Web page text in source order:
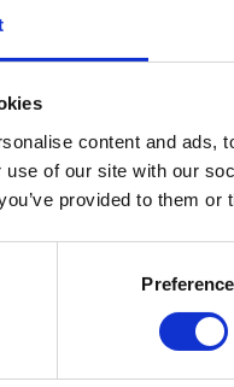
content and ads,
use of our site with our
provided to them
delle attività
trainata dai settori a
e quasi 1.000 in
di Unioncamere,
che è
e il proprio talento
facile comprendere
un’impresa digitale